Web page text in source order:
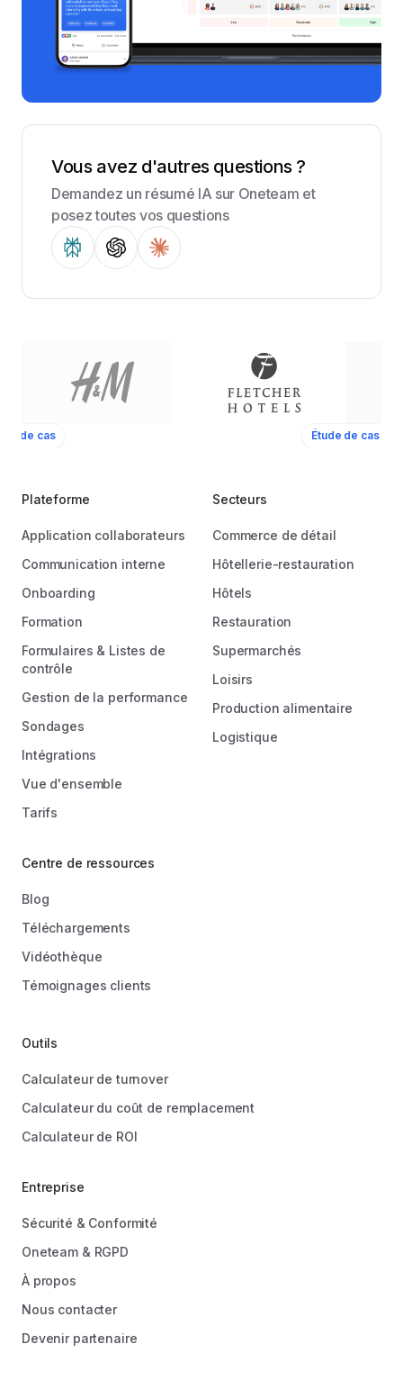
Vous avez d'autres questions ?
Demandez un résumé IA sur Oneteam et
posez toutes vos questions
de cas Étude de cas
Plateforme
Application collaborateurs
Communication interne
Onboarding
Formation
Formulaires & Listes de
contrôle
Gestion de la performance
Sondages
Intégrations
Vue d'ensemble
Tarifs
Secteurs
Commerce de détail
Hôtellerie-restauration
Hôtels
Restauration
Supermarchés
Loisirs
Production alimentaire
Logistique
Centre de ressources
Blog
Téléchargements
Vidéothèque
Témoignages clients
Outils
Calculateur de turnover
Calculateur du coût de remplacement
Calculateur de ROI
Entreprise
Sécurité & Conformité
Oneteam & RGPD
À propos
Nous contacter
Devenir partenaire